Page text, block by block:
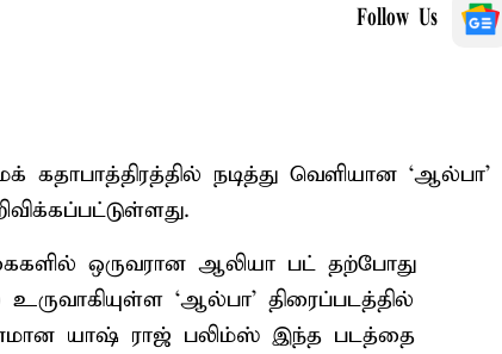
Follow Us
கதாபாத்திரத்தில் நடித்து வெளியான ‘ஆல்பா’
ஒருவரான ஆலியா பட் தற்போது
‘ஆல்பா’ திரைப்படத்தில்
யாஷ் ராஜ் பலிம்ஸ் இந்த படத்தை